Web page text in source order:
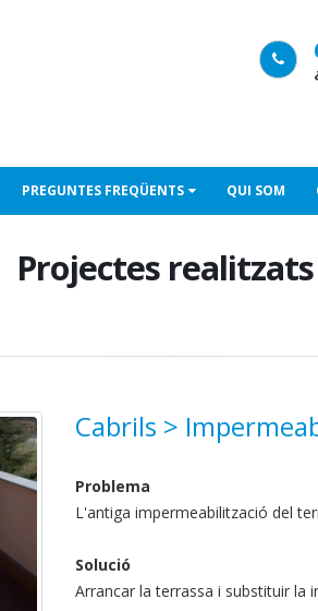
PREGUNTES FREQÜENTS QUI SOM
Projectes realitzats
Cabrils >
Problema
L'antiga impermeabilització del
Solució
Arrancar la terrassa i substituir la